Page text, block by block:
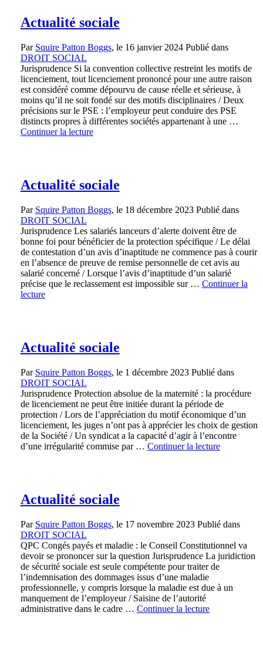
Actualité sociale
Par Squire Patton Boggs, le 16 janvier 2024Publié dans
DROIT SOCIAL
Jurisprudence Si la convention collective restreint les motifs de
licenciement, tout licenciement prononcé pour une autre raison
est considéré comme dépourvu de cause réelle et sérieuse, à
moins qu’il ne soit fondé sur des motifs disciplinaires / Deux
précisions sur le PSE : l’employeur peut conduire des PSE
distincts propres à différentes sociétés appartenant à une …
Continuer la lecture
Actualité sociale
Par Squire Patton Boggs, le 18 décembre 2023Publié dans
DROIT SOCIAL
Jurisprudence Les salariés lanceurs d’alerte doivent être de
bonne foi pour bénéficier de la protection spécifique / Le délai
de contestation d’un avis d’inaptitude ne commence pas à courir
en l’absence de preuve de remise personnelle de cet avis au
salarié concerné / Lorsque l’avis d’inaptitude d’un salarié
précise que le reclassement est impossible sur … Continuer la
lecture
Actualité sociale
Par Squire Patton Boggs, le 1 décembre 2023Publié dans
DROIT SOCIAL
Jurisprudence Protection absolue de la maternité : la procédure
de licenciement ne peut être initiée durant la période de
protection / Lors de l’appréciation du motif économique d’un
licenciement, les juges n’ont pas à apprécier les choix de gestion
de la Société / Un syndicat a la capacité d’agir à l’encontre
d’une irrégularité commise par … Continuer la lecture
Actualité sociale
Par Squire Patton Boggs, le 17 novembre 2023Publié dans
DROIT SOCIAL
QPC Congés payés et maladie : le Conseil Constitutionnel va
devoir se prononcer sur la question Jurisprudence La juridiction
de sécurité sociale est seule compétente pour traiter de
l’indemnisation des dommages issus d’une maladie
professionnelle, y compris lorsque la maladie est due à un
manquement de l’employeur / Saisine de l’autorité
administrative dans le cadre … Continuer la lecture